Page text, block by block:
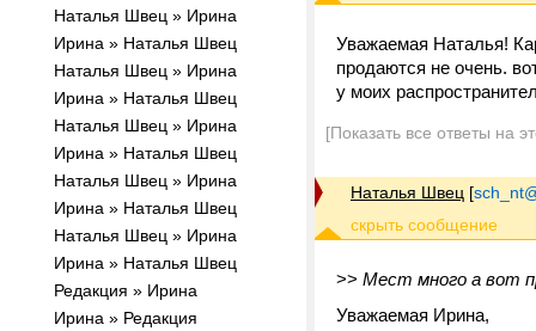
Наталья Швец » Ирина
Ирина » Наталья Швец
Наталья Швец » Ирина
Ирина » Наталья Швец
Наталья Швец » Ирина
Ирина » Наталья Швец
Наталья Швец » Ирина
Ирина » Наталья Швец
Наталья Швец » Ирина
Ирина » Наталья Швец
Редакция » Ирина
Ирина » Редакция
Уважаемая Наталья!
продаются не очень.
у моих
[Показать все ответы на
Наталья Швец [
>> Мест много а вот
Уважаемая Ирина,